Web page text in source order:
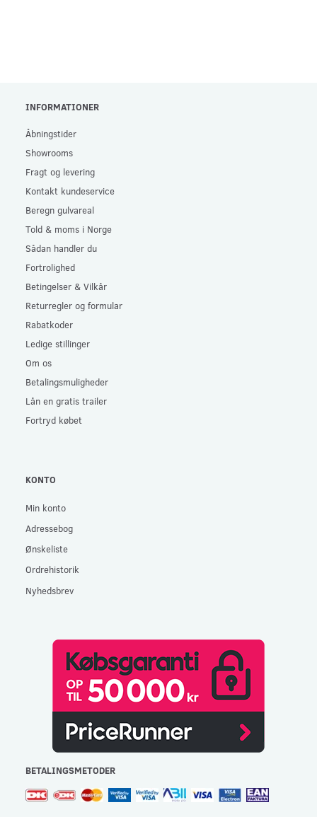
INFORMATIONER
Åbningstider
Showrooms
Fragt og levering
Kontakt kundeservice
Beregn gulvareal
Told & moms i Norge
Sådan handler du
Fortrolighed
Betingelser & Vilkår
Returregler og formular
Rabatkoder
Ledige stillinger
Om os
Betalingsmuligheder
Lån en gratis trailer
Fortryd købet
KONTO
Min konto
Adressebog
Ønskeliste
Ordrehistorik
Nyhedsbrev
BETALINGSMETODER